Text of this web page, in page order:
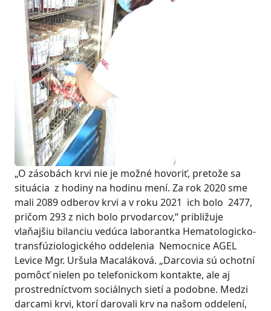
„O zásobách krvi nie je možné hovoriť, pretože sa
situácia z hodiny na hodinu mení. Za rok 2020 sme
mali 2089 odberov krvi a v roku 2021 ich bolo 2477,
pričom 293 z nich bolo prvodarcov,“ približuje
vlaňajšiu bilanciu vedúca laborantka Hematologicko-
transfúziologického oddelenia Nemocnice AGEL
Levice Mgr. Uršula Macaláková. „Darcovia sú ochotní
pomôcť nielen po telefonickom kontakte, ale aj
prostredníctvom sociálnych sietí a podobne. Medzi
darcami krvi, ktorí darovali krv na našom oddelení,